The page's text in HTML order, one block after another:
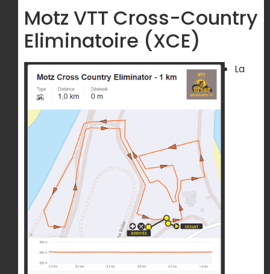
Motz VTT Cross-Country
Eliminatoire (XCE)
La